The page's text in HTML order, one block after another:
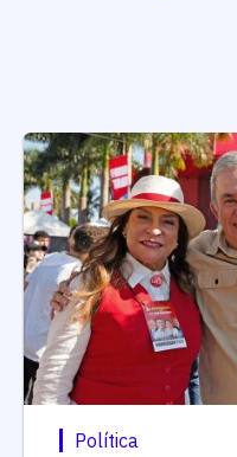
Política